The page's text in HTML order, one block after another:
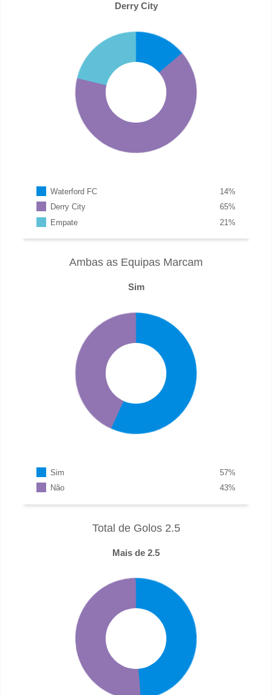
Derry City
Waterford FC %
14
Derry City
%
65
Empate
%
21
Ambas as Equipas Marcam
Sim
Sim %
57
Não
%
43
Total de Golos 2.5
Mais de 2.5